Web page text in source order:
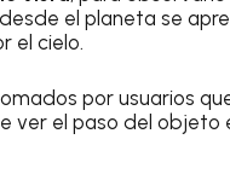
el planeta se
el cielo.
por usuarios
ver el paso del objeto